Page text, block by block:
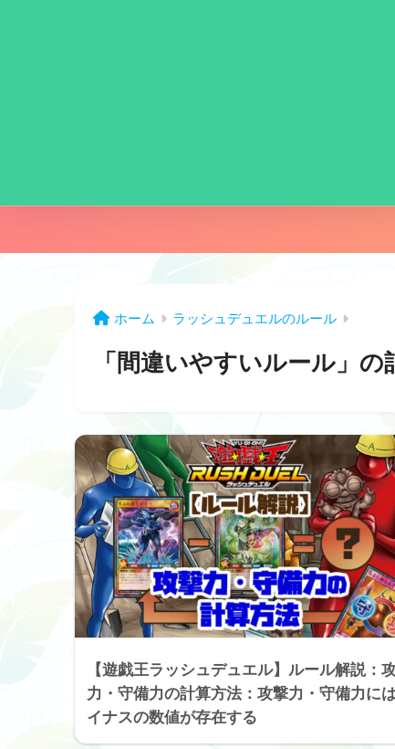
ホーム ラッシュデュエルのルール
「間違いやすいルール」の
【遊戯王ラッシュデュエル】ルール解説：
力・守備力の計算方法：攻撃力・守備力に
イナスの数値が存在する